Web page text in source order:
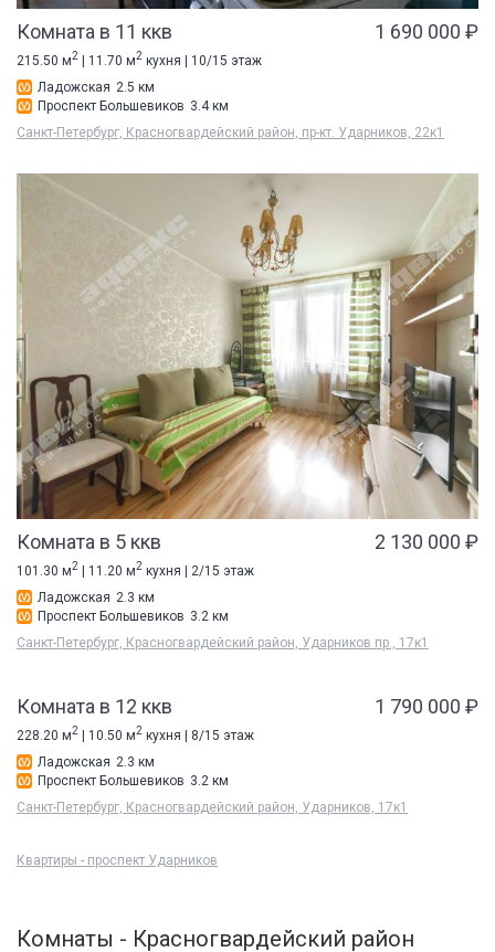
Комната в 11 ккв 1 690 000 ₽
215.50 м2 | 11.70 м2 кухня | 10/15 этаж
Ладожская 2.5 км
Проспект Большевиков 3.4 км
Санкт-Петербург, Красногвардейский район, пр-кт. Ударников, 22к1
Комната в 5 ккв 2 130 000 ₽
101.30 м2 | 11.20 м2 кухня | 2/15 этаж
Ладожская 2.3 км
Проспект Большевиков 3.2 км
Санкт-Петербург, Красногвардейский район, Ударников пр., 17к1
Комната в 12 ккв 1 790 000 ₽
228.20 м2 | 10.50 м2 кухня | 8/15 этаж
Ладожская 2.3 км
Проспект Большевиков 3.2 км
Санкт-Петербург, Красногвардейский район, Ударников, 17к1
Квартиры - проспект Ударников
Комнаты - Красногвардейский район